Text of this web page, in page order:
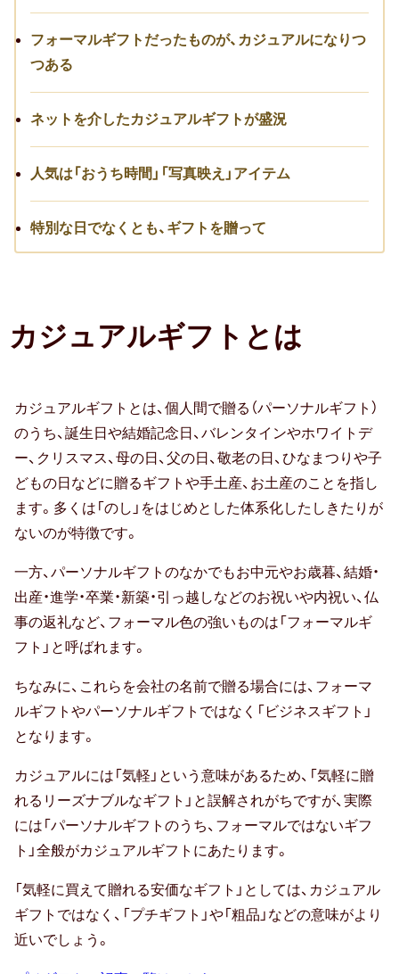
七五三
お詫び
転職祝い
就職祝い
昇進・栄転祝い
永年勤続表彰
陣中見舞い
長寿祝い
卒寿祝い
白寿祝い
古希祝い
米寿祝い
暮らしのお祝い・ギフト
結婚祝い
フォーマルギフトだったものが、カジュアルになりつ
つある
ネットを介したカジュアルギフトが盛況
人気は「おうち時間」「写真映え」アイテム
特別な日でなくとも、ギフトを贈って
カジュアルギフトとは
カジュアルギフトとは、個人間で贈る（パーソナルギフト）
のうち、誕生日や結婚記念日、バレンタインやホワイトデ
ー、クリスマス、母の日、父の日、敬老の日、ひなまつりや子
どもの日などに贈るギフトや手土産、お土産のことを指し
ます。多くは「のし」をはじめとした体系化したしきたりが
ないのが特徴です。
一方、パーソナルギフトのなかでもお中元やお歳暮、結婚・
出産・進学・卒業・新築・引っ越しなどのお祝いや内祝い、仏
事の返礼など、フォーマル色の強いものは「フォーマルギ
フト」と呼ばれます。
ちなみに、これらを会社の名前で贈る場合には、フォーマ
ルギフトやパーソナルギフトではなく「ビジネスギフト」
となります。
カジュアルには「気軽」という意味があるため、「気軽に贈
れるリーズナブルなギフト」と誤解されがちですが、実際
には「パーソナルギフトのうち、フォーマルではないギフ
ト」全般がカジュアルギフトにあたります。
「気軽に買えて贈れる安価なギフト」としては、カジュアル
ギフトではなく、「プチギフト」や「粗品」などの意味がより
近いでしょう。